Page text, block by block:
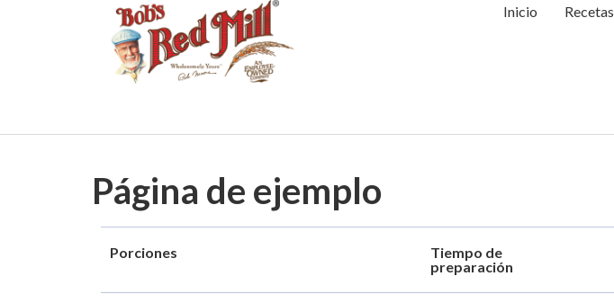
Inicio Recetas
Página de ejemplo
Porciones
Tiempo de
preparación